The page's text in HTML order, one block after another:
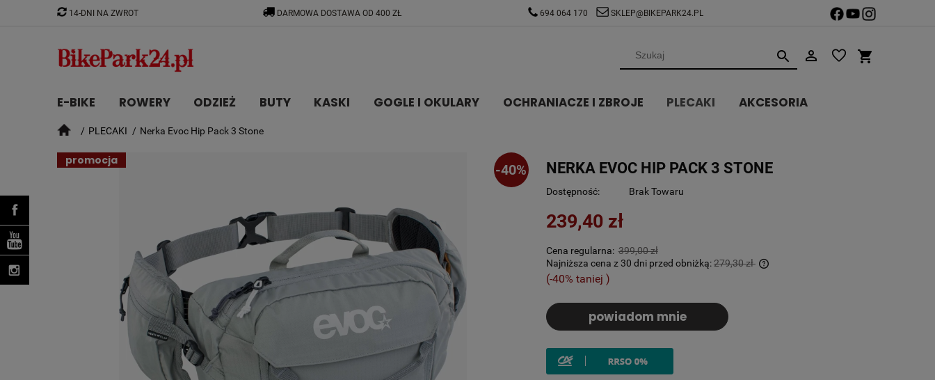
14-DNI NA ZWROT DARMOWA DOSTAWA OD 400 ZŁ 694 064 170 SKLEP@BIKEPARK24.PL
E-BIKE ROWERY ODZIEŻ BUTY KASKI GOGLE I OKULARY OCHRANIACZE I ZBROJE PLECAKI
AKCESORIA
CZĘŚCIPLECAKI Nerka Evoc Hip Pack 3 Stone
promocja
-40% NERKA EVOC HIP PACK 3 STONE
Dostępność: Brak Towaru
239,40 zł
Cena regularna: 399,00 zł
Najniższa cena z 30 dni przed obniżką:279,30 zł
krócej niż 30 dni, wyświetlana jest
najniższa cena od momentu, kiedy
(-40% taniej )
powiadom mnie